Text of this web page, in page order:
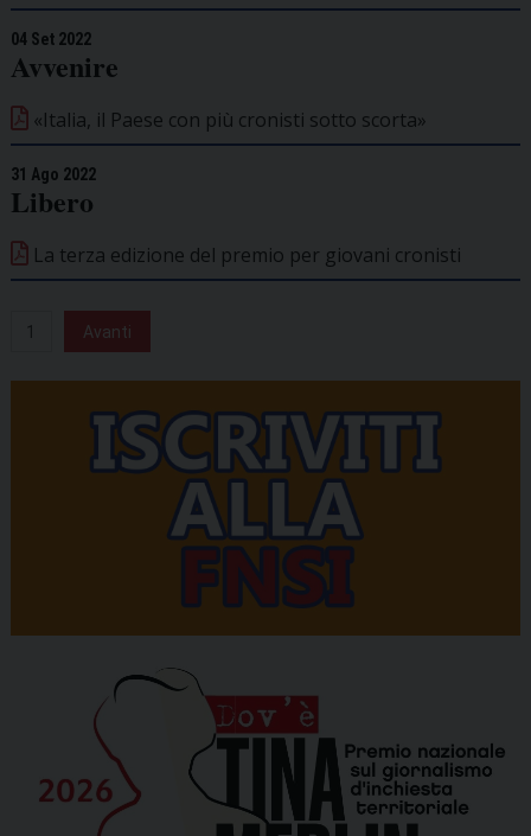
04 Set 2022
Avvenire
«Italia, il Paese con più cronisti sotto scorta»
31 Ago 2022
Libero
La terza edizione del premio per giovani cronisti
1 Avanti